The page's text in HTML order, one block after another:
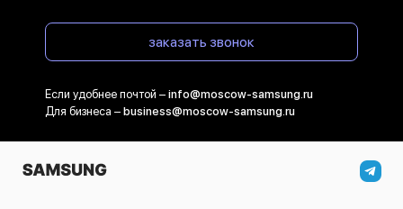
заказать звонок
Если удобнее почтой – info@moscow-samsung.ru
Для бизнеса – business@moscow-samsung.ru